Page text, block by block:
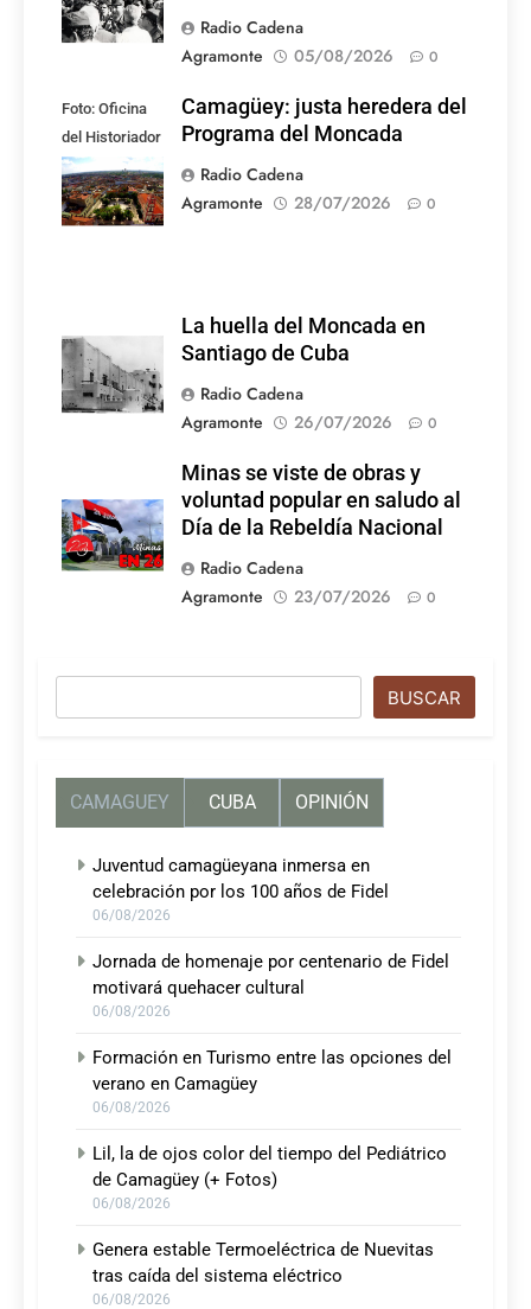
Radio Cadena
Agramonte
05/08/2026 0
Foto: Oficina
del Historiador
de la Ciudad de
Camagüey
Camagüey: justa heredera del
Programa del Moncada
Radio Cadena
Agramonte
28/07/2026 0
La huella del Moncada en
Santiago de Cuba
Radio Cadena
Agramonte
26/07/2026 0
Minas se viste de obras y
voluntad popular en saludo al
Día de la Rebeldía Nacional
Radio Cadena
Agramonte
23/07/2026 0
BUSCAR
CAMAGUEY CUBA OPINIÓN
Juventud camagüeyana inmersa en
celebración por los 100 años de Fidel
06/08/2026
Jornada de homenaje por centenario de Fidel
motivará quehacer cultural
06/08/2026
Formación en Turismo entre las opciones del
verano en Camagüey
06/08/2026
Lil, la de ojos color del tiempo del Pediátrico
de Camagüey (+ Fotos)
06/08/2026
Genera estable Termoeléctrica de Nuevitas
tras caída del sistema eléctrico
06/08/2026